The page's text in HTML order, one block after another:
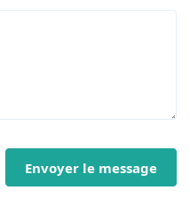
Envoyer le message